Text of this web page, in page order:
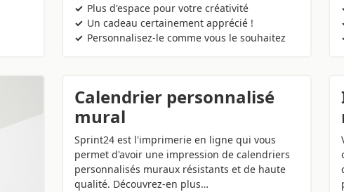
Plus d'espace pour votre créativité
Un cadeau certainement apprécié !
Personnalisez-le comme vous le souhaitez
Calendrier personnalisé
mural
Sprint24 est l'imprimerie en ligne qui vous
permet d'avoir une impression de calendriers
personnalisés muraux résistants et de haute
qualité. Découvrez-en plus…